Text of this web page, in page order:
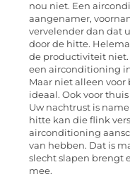
nou niet. Een
aangenamer,
vervelender dan dat
door de hitte.
de productiviteit niet.
een airconditioning
Maar niet alleen
ideaal. Ook voor
Uw nachtrust is
hitte kan die flink
airconditioning
van hebben. Dat is
slecht slapen brengt
mee.